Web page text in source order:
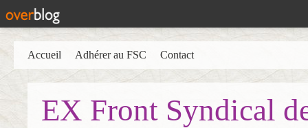
EX Front Syndical
Accueil Adhérer au FSC Contact